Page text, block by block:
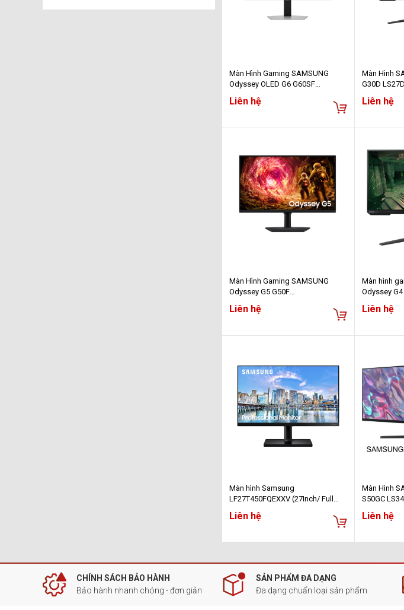
Màn Hình Gaming SAMSUNG
Odyssey OLED G6 G60SF
- 2K - 500Hz - 0.03ms)
Liên hệ
Màn Hình
G30D
Liên hệ
Màn Hình Gaming SAMSUNG
Odyssey G5 G50F
2K - 180Hz - 1ms)
Liên hệ
Màn hình
Odyssey G4
400cd/m2/
Liên hệ
Màn hình Samsung
LF27T450FQEXXV (27Inch/ Full
Liên hệ
Màn Hình
S50GC
FreeSync -
Liên hệ
CHÍNH SÁCH BẢO HÀNH
Bảo hành nhanh chóng - đơn giản
SẢN PHẨM ĐA DẠNG
Đa dạng chuẩn loại sản phẩm